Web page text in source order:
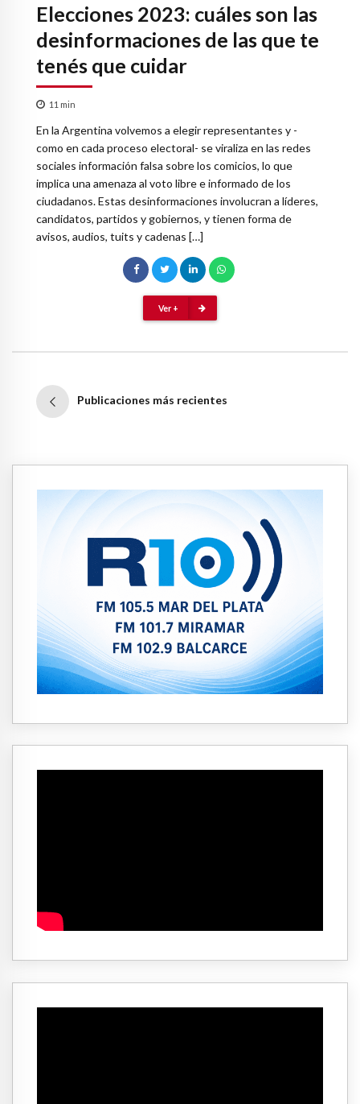
Elecciones 2023: cuáles son las
desinformaciones de las que te
tenés que cuidar
11 min
En la Argentina volvemos a elegir representantes y -
como en cada proceso electoral- se viraliza en las redes
sociales información falsa sobre los comicios, lo que
implica una amenaza al voto libre e informado de los
ciudadanos. Estas desinformaciones involucran a líderes,
candidatos, partidos y gobiernos, y tienen forma de
avisos, audios, tuits y cadenas […]
Ver +
Publicaciones más recientes